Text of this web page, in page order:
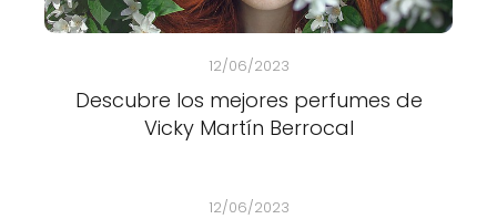
12/06/2023
Descubre los mejores perfumes de
Vicky Martín Berrocal
12/06/2023